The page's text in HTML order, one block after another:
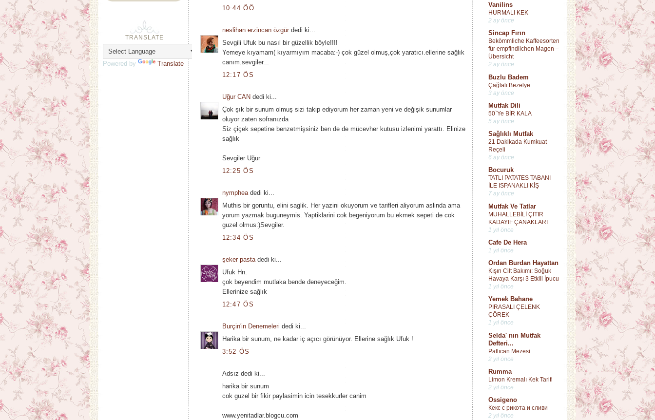
Vanilins
HURMALI KEK
2 ay önce
Sincap Fırın
Bekömmliche Kaffeesorten
für empfindlichen Magen –
Übersicht
2 ay önce
Buzlu Badem
Çağlalı Bezelye
3 ay önce
Mutfak Dili
50`Ye BİR KALA
5 ay önce
Sağlıklı Mutfak
21 Dakikada Kumkuat
Reçeli
6 ay önce
Bocuruk
TATLI PATATES TABANI
İLE ISPANAKLI KİŞ
7 ay önce
Mutfak Ve Tatlar
MUHALLEBİLİ ÇITIR
KADAYIF ÇANAKLARI
1 yıl önce
Cafe De Hera
1 yıl önce
Ordan Burdan Hayattan
Kışın Cilt Bakımı: Soğuk
Havaya Karşı 3 Etkili İpucu
1 yıl önce
Yemek Bahane
PIRASALI ÇELENK
ÇÖREK
1 yıl önce
Selda' nın Mutfak
Defteri...
Patlıcan Mezesi
2 yıl önce
Rumma
Limon Kremalı Kek Tarifi
2 yıl önce
Ossigeno
Кекс с рикота и сливи
2 yıl önce
10:44 ÖÖ
neslihan erzincan özgürdedi ki...
Sevgili Ufuk bu nasıl bir güzellik böyle!!!!
Yemeye kıyamam( kıyarmıyım macaba:-) çok güzel olmuş,çok yaratıcı.ellerine sağlık
canım.sevgiler...
12:17 ÖS
Uğur CAN dedi ki...
Çok şık bir sunum olmuş sizi takip ediyorum her zaman yeni ve değişik sunumlar
oluyor zaten sofranızda
Siz çiçek sepetine benzetmişsiniz ben de de mücevher kutusu izlenimi yarattı. Elinize
sağlık
Sevgiler Uğur
12:25 ÖS
nympheadedi ki...
Muthis bir goruntu, elini saglik. Her yazini okuyorum ve tarifleri aliyorum aslinda ama
yorum yazmak buguneymis. Yaptiklarini cok begeniyorum bu ekmek sepeti de cok
guzel olmus:)Sevgiler.
12:34 ÖS
şeker pastadedi ki...
Ufuk Hn.
çok beyendim mutlaka bende deneyeceğim.
Ellerinize sağlık
12:47 ÖS
Burçin'in Denemeleri dedi ki...
Harika bir sunum, ne kadar iç açıcı görünüyor. Ellerine sağlık Ufuk !
3:52 ÖS
Adsız dedi ki...
harika bir sunum
cok guzel bir fikir paylasimin icin tesekkurler canim
www.yenitadlar.blogcu.com
TRANSLATE
Powered by Translate